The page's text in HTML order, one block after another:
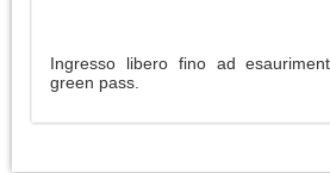
Ingresso libero fino ad
green pass.